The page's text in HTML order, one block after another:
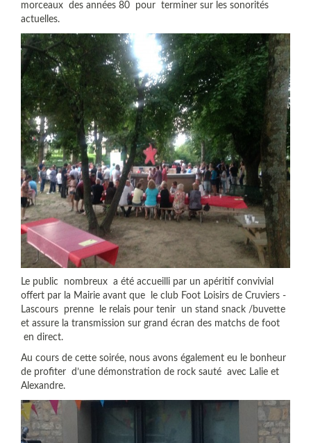
morceaux des années 80 pour terminer sur les sonorités
actuelles.
Le public nombreux a été accueilli par un apéritif convivial
offert par la Mairie avant que le club Foot Loisirs de Cruviers -
Lascours prenne le relais pour tenir un stand snack /buvette
et assure la transmission sur grand écran des matchs de foot
en direct.
Au cours de cette soirée, nous avons également eu le bonheur
de profiter d’une démonstration de rock sauté avec Lalie et
Alexandre.